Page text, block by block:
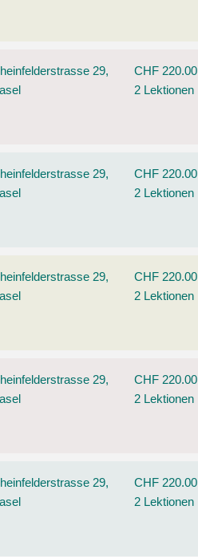
29,
CHF 220.00
2 Lektionen
29,
CHF 220.00
2 Lektionen
29,
CHF 220.00
2 Lektionen
29,
CHF 220.00
2 Lektionen
29,
CHF 220.00
2 Lektionen